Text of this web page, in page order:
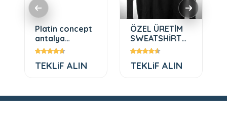
Platin concept
antalya
kartvizit
TEKLiF ALIN
ÖZEL ÜRETİM
SWEATSHİRT
MODELLERİ
TEKLiF ALIN